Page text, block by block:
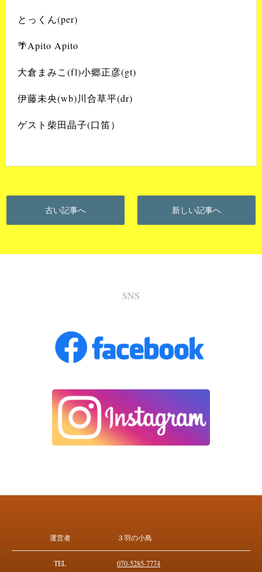
とっくん(per)
🌴Apito Apito
大倉まみこ(fl)小郷正彦(gt)
伊藤未央(wb)川合草平(dr)
ゲスト柴田晶子(口笛）
古い記事へ 新しい記事へ
SNS
運営者 ３羽の小鳥
TEL 070-5285-7774